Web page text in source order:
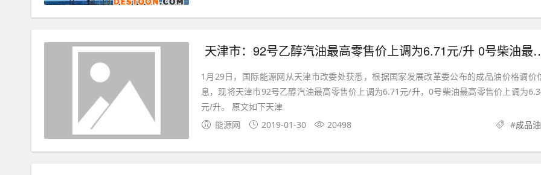
天津市：92号乙醇汽油最高零售价上调为6.71元/升 0号柴油最高零售价上调为6.34元/升
1月29日，国际能源网从天津市改委处获悉，根据国家发展改革委公布的成品油价格调价
息，现将天津市92号乙醇汽油最高零售价上调为6.71元/升，0号柴油最高零售价上调为
元/升。 原文如下天津
能源网
2019-01-30 20498 #成品油